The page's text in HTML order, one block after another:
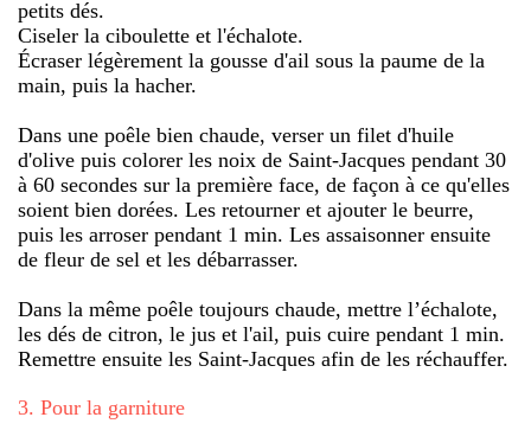
petits dés.
Ciseler la ciboulette et l'échalote.
Écraser légèrement la gousse d'ail sous la paume de la
main, puis la hacher.
Dans une poêle bien chaude, verser un filet d'huile
d'olive puis colorer les noix de Saint-Jacques pendant 30
à 60 secondes sur la première face, de façon à ce qu'elles
soient bien dorées. Les retourner et ajouter le beurre,
puis les arroser pendant 1 min. Les assaisonner ensuite
de fleur de sel et les débarrasser.
Dans la même poêle toujours chaude, mettre l’échalote,
les dés de citron, le jus et l'ail, puis cuire pendant 1 min.
Remettre ensuite les Saint-Jacques afin de les réchauffer.
3. Pour la garniture